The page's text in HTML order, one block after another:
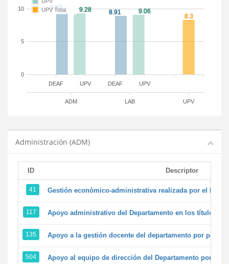
DEAF DEAF
UPV UPV
ADM LAB UPV
0
5
10
UPV Total
Administración (ADM)
ID Descriptor
41 Gestión económico-administrativa realizada por el
117 Apoyo administrativo del Departamento en los títulos de
135 Apoyo a la gestión docente del departamento por parte
504 Apoyo al equipo de dirección del Departamento por